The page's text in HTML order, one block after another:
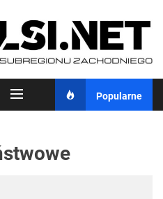
Popularne